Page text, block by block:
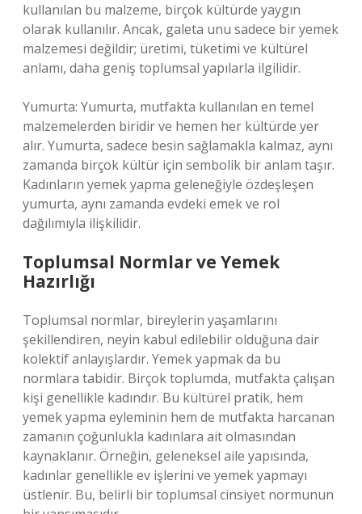
kullanılan bu malzeme, birçok kültürde yaygın
olarak kullanılır. Ancak, galeta unu sadece bir yemek
malzemesi değildir; üretimi, tüketimi ve kültürel
anlamı, daha geniş toplumsal yapılarla ilgilidir.
Yumurta: Yumurta, mutfakta kullanılan en temel
malzemelerden biridir ve hemen her kültürde yer
alır. Yumurta, sadece besin sağlamakla kalmaz, aynı
zamanda birçok kültür için sembolik bir anlam taşır.
Kadınların yemek yapma geleneğiyle özdeşleşen
yumurta, aynı zamanda evdeki emek ve rol
dağılımıyla ilişkilidir.
Toplumsal Normlar ve Yemek
Hazırlığı
Toplumsal normlar, bireylerin yaşamlarını
şekillendiren, neyin kabul edilebilir olduğuna dair
kolektif anlayışlardır. Yemek yapmak da bu
normlara tabidir. Birçok toplumda, mutfakta çalışan
kişi genellikle kadındır. Bu kültürel pratik, hem
yemek yapma eyleminin hem de mutfakta harcanan
zamanın çoğunlukla kadınlara ait olmasından
kaynaklanır. Örneğin, geleneksel aile yapısında,
kadınlar genellikle ev işlerini ve yemek yapmayı
üstlenir. Bu, belirli bir toplumsal cinsiyet normunun